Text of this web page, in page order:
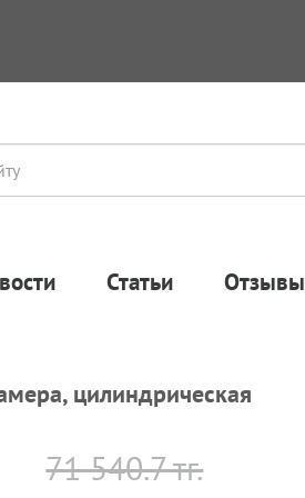
Статьи Отзывы
цилиндрическая
71 540.7 тг.